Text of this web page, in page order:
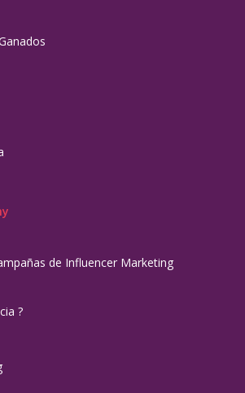
de Influencer Marketing
?